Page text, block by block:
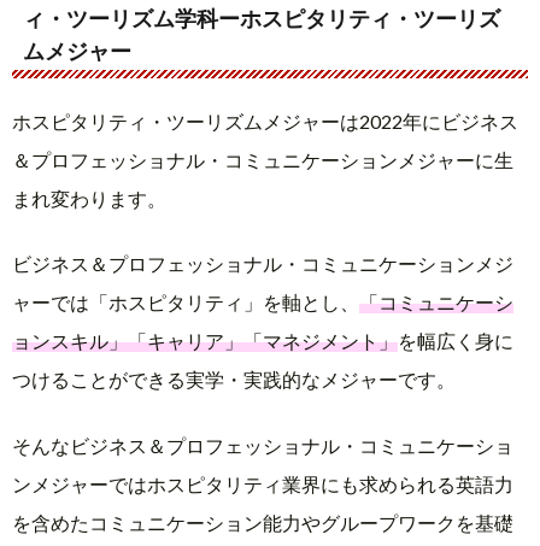
ィ・ツーリズム学科ーホスピタリティ・ツーリズ
ムメジャー
ホスピタリティ・ツーリズムメジャーは2022年にビジネス
＆プロフェッショナル・コミュニケーションメジャーに生
まれ変わります。
ビジネス＆プロフェッショナル・コミュニケーションメジ
ャーでは「ホスピタリティ」を軸とし、 「コミュニケーシ
ョンスキル」「キャリア」「マネジメント」を幅広く身に
つけることができる実学・実践的なメジャーです。
そんなビジネス＆プロフェッショナル・コミュニケーショ
ンメジャーではホスピタリティ業界にも求められる英語力
を含めたコミュニケーション能力やグループワークを基礎